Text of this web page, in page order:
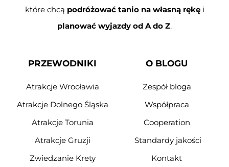
które chcą podróżować tanio na własną rękęi
planować wyjazdy od A do Z.
PRZEWODNIKI
Atrakcje Wrocławia
Atrakcje Dolnego Śląska
Atrakcje Torunia
Atrakcje Gruzji
Zwiedzanie Krety
O BLOGU
Zespół bloga
Współpraca
Cooperation
Standardy jakości
Kontakt